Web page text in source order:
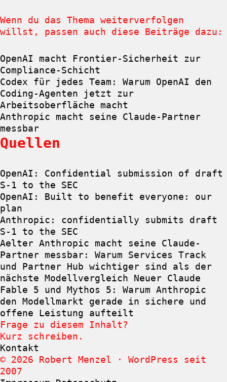
Wenn du das Thema weiterverfolgen
willst, passen auch diese Beiträge dazu:
OpenAI macht Frontier-Sicherheit zur
Compliance-Schicht
Codex für jedes Team: Warum OpenAI den
Coding-Agenten jetzt zur
Arbeitsoberfläche macht
Anthropic macht seine Claude-Partner
messbar
Quellen
OpenAI: Confidential submission of draft
S-1 to the SEC
OpenAI: Built to benefit everyone: our
plan
Anthropic: confidentially submits draft
S-1 to the SEC
Aelter Anthropic macht seine Claude-
Partner messbar: Warum Services Track
und Partner Hub wichtiger sind als der
nächste Modellvergleich
Neuer Claude
Fable 5 und Mythos 5: Warum Anthropic
den Modellmarkt gerade in sichere und
offene Leistung aufteilt
Frage zu diesem Inhalt?
Kurz schreiben.
Kontakt
© 2026 Robert Menzel · WordPress seit
2007